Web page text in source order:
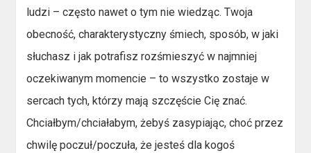
ludzi – często nawet o tym nie wiedząc. Twoja
obecność, charakterystyczny śmiech, sposób, w jaki
słuchasz i jak potrafisz rozśmieszyć w najmniej
oczekiwanym momencie – to wszystko zostaje w
sercach tych, którzy mają szczęście Cię znać.
Chciałbym/chciałabym, żebyś zasypiając, choć przez
chwilę poczuł/poczuła, że jesteś dla kogoś